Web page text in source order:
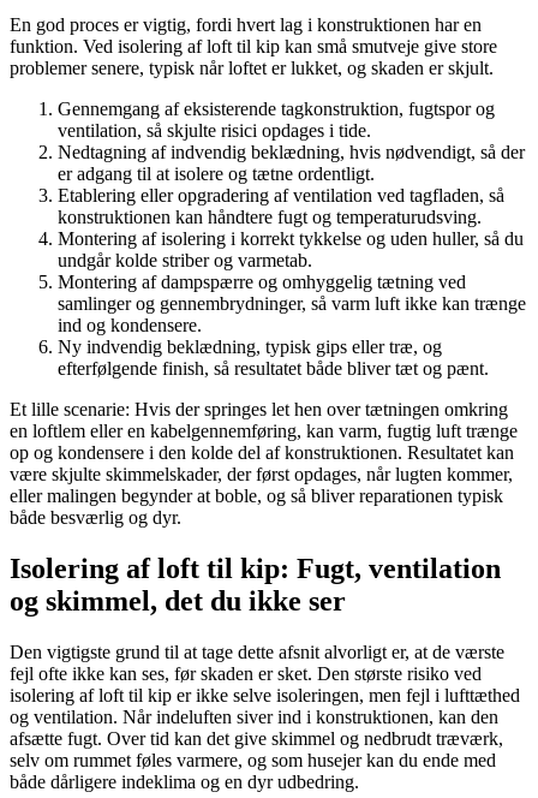
En god proces er vigtig, fordi hvert lag i konstruktionen har en
funktion. Ved isolering af loft til kip kan små smutveje give store
problemer senere, typisk når loftet er lukket, og skaden er skjult.
Gennemgang af eksisterende tagkonstruktion, fugtspor og
ventilation, så skjulte risici opdages i tide.
Nedtagning af indvendig beklædning, hvis nødvendigt, så der
er adgang til at isolere og tætne ordentligt.
Etablering eller opgradering af ventilation ved tagfladen, så
konstruktionen kan håndtere fugt og temperaturudsving.
Montering af isolering i korrekt tykkelse og uden huller, så du
undgår kolde striber og varmetab.
Montering af dampspærre og omhyggelig tætning ved
samlinger og gennembrydninger, så varm luft ikke kan trænge
ind og kondensere.
Ny indvendig beklædning, typisk gips eller træ, og
efterfølgende finish, så resultatet både bliver tæt og pænt.
Et lille scenarie: Hvis der springes let hen over tætningen omkring
en loftlem eller en kabelgennemføring, kan varm, fugtig luft trænge
op og kondensere i den kolde del af konstruktionen. Resultatet kan
være skjulte skimmelskader, der først opdages, når lugten kommer,
eller malingen begynder at boble, og så bliver reparationen typisk
både besværlig og dyr.
Isolering af loft til kip: Fugt, ventilation
og skimmel, det du ikke ser
Den vigtigste grund til at tage dette afsnit alvorligt er, at de værste
fejl ofte ikke kan ses, før skaden er sket. Den største risiko ved
isolering af loft til kip er ikke selve isoleringen, men fejl i lufttæthed
og ventilation. Når indeluften siver ind i konstruktionen, kan den
afsætte fugt. Over tid kan det give skimmel og nedbrudt træværk,
selv om rummet føles varmere, og som husejer kan du ende med
både dårligere indeklima og en dyr udbedring.